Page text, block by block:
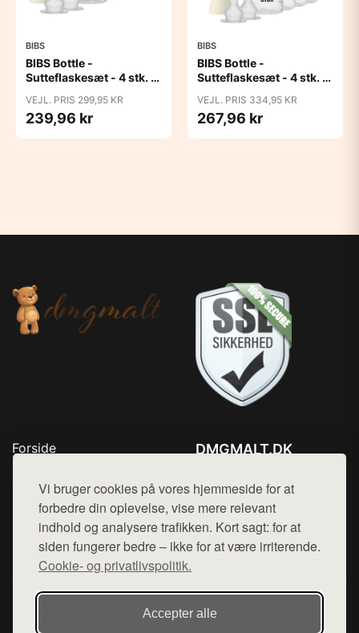
Vi bruger cookies på vores hjemmeside for at
forbedre din oplevelse, vise mere relevant
indhold og analysere trafikken. Kort sagt: for at
siden fungerer bedre – ikke for at være irriterende.
Cookie- og privatlivspolitik.
Accepter alle
BIBS
BIBS Bottle -
Sutteflaskesæt - 4 stk. -
- Ivory
VEJL. PRIS 299,95 KR
239,96 kr
BIBS
BIBS Bottle -
Sutteflaskesæt - 4 stk. -
270ml - Ivory
VEJL. PRIS 334,95 KR
267,96 kr
Forside
Top Rabatter
Blog
Kontakt
DMGMALT.DK
Mail: hej@want.dk
Cookie- og privatlivspolitik
Denne side er en del af want.dk, der udgiver en række
hjemmesider med præsentation af forskellige produkter fra